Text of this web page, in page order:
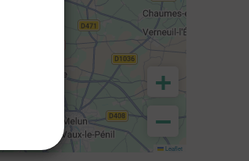
+
−
Leaflet